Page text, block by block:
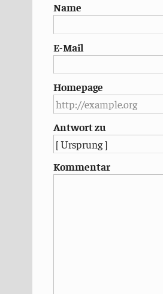
Name
E-Mail
Homepage
Antwort zu
Kommentar